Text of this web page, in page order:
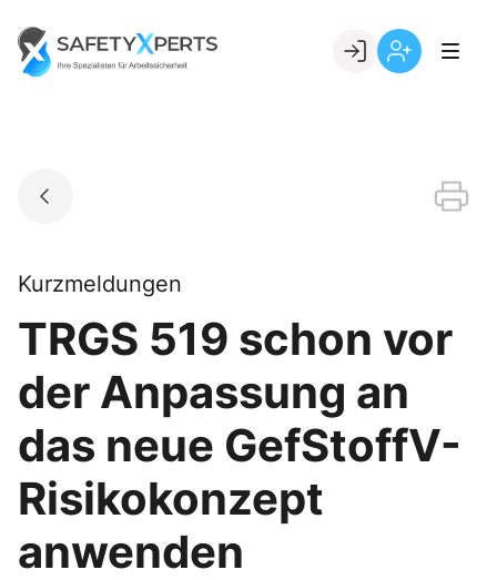
content
Go to landing page.
Kurzmeldungen
TRGS 519 schon vor
der Anpassung an
das neue GefStoffV-
Risikokonzept
anwenden